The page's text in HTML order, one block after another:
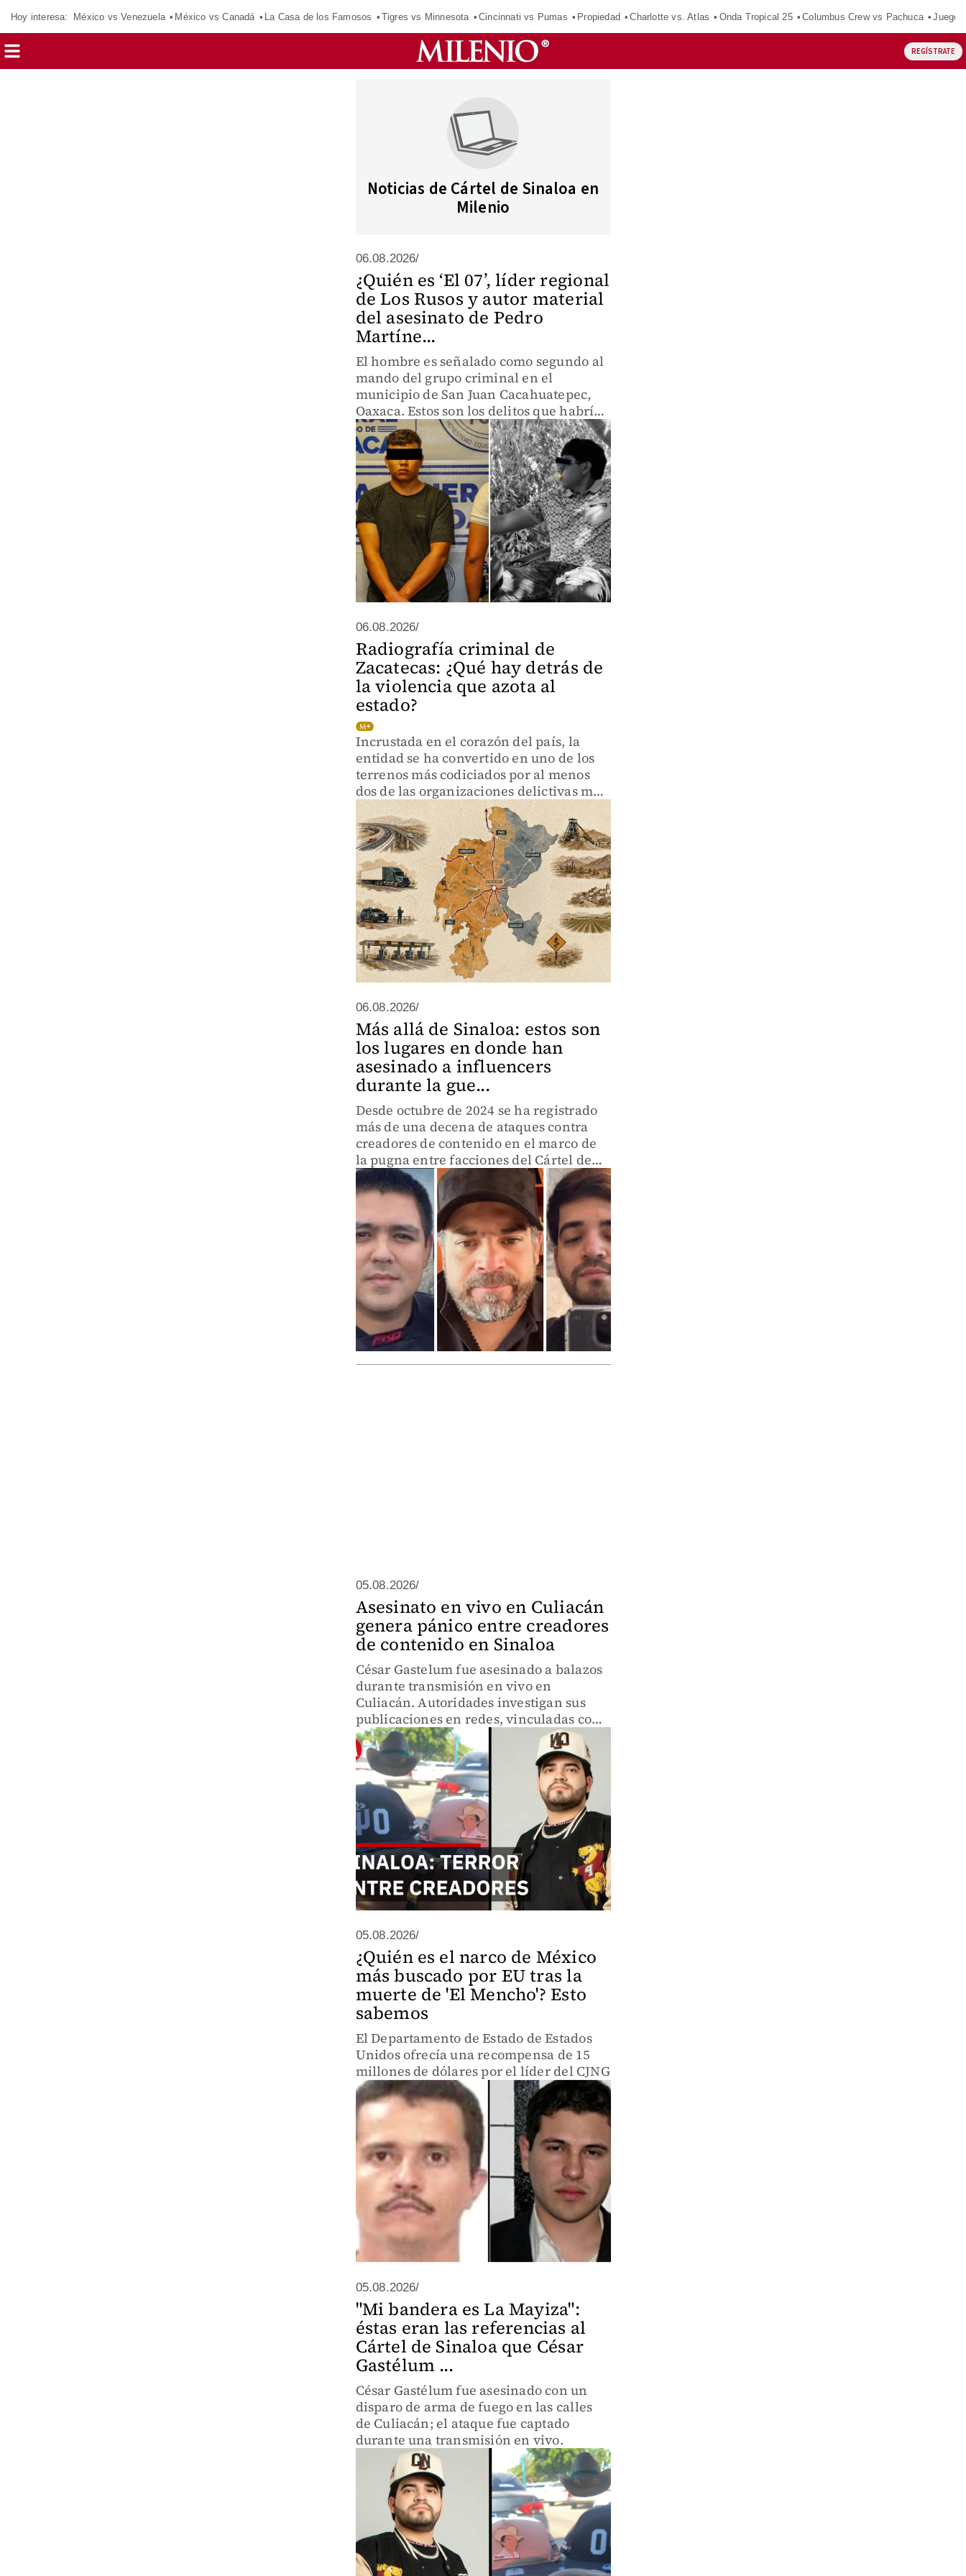
Hoy interesa: México vs Venezuela México vs Canadá La Casa de los Famosos Tigres vs Minnesota Cincinnati vs Pumas Propiedad Charlotte vs. Atlas Onda Tropical 25 Columbus Crew vs Pachuca
REGÍSTRATE
Noticias de Cártel de Sinaloa en
Milenio
06.08.2026/
¿Quién es ‘El 07’, líder regional
de Los Rusos y autor material
del asesinato de Pedro
Martíne...
El hombre es señalado como segundo al
mando del grupo criminal en el
municipio de San Juan Cacahuatepec,
Oaxaca. Estos son los delitos que habría
cometido.
06.08.2026/
Radiografía criminal de
Zacatecas: ¿Qué hay detrás de
la violencia que azota al
estado?
Incrustada en el corazón del país, la
entidad se ha convertido en uno de los
terrenos más codiciados por al menos
dos de las organizaciones delictivas más
peligrosas y poderosas: el Cártel de
Sinaloa y el CJNG.
06.08.2026/
Más allá de Sinaloa: estos son
los lugares en donde han
asesinado a influencers
durante la gue...
Desde octubre de 2024 se ha registrado
más de una decena de ataques contra
creadores de contenido en el marco de
la pugna entre facciones del Cártel de
Sinaloa.
05.08.2026/
Asesinato en vivo en Culiacán
genera pánico entre creadores
de contenido en Sinaloa
César Gastelum fue asesinado a balazos
durante transmisión en vivo en
Culiacán. Autoridades investigan sus
publicaciones en redes, vinculadas con
grupos delictivos en pugna. Es el
séptimo creador de contenido muerto en
Sinaloa en 2 años.
05.08.2026/
¿Quién es el narco de México
más buscado por EU tras la
muerte de 'El Mencho'? Esto
sabemos
El Departamento de Estado de Estados
Unidos ofrecía una recompensa de 15
millones de dólares por el líder del CJNG
05.08.2026/
"Mi bandera es La Mayiza":
éstas eran las referencias al
Cártel de Sinaloa que César
Gastélum ...
César Gastélum fue asesinado con un
disparo de arma de fuego en las calles
de Culiacán; el ataque fue captado
durante una transmisión en vivo.